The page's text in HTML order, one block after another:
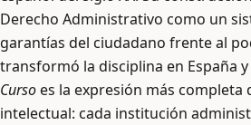
Derecho Administrativo como un
garantías del ciudadano frente al
transformó la disciplina en España y
Cursoes la expresión más completa
intelectual: cada institución